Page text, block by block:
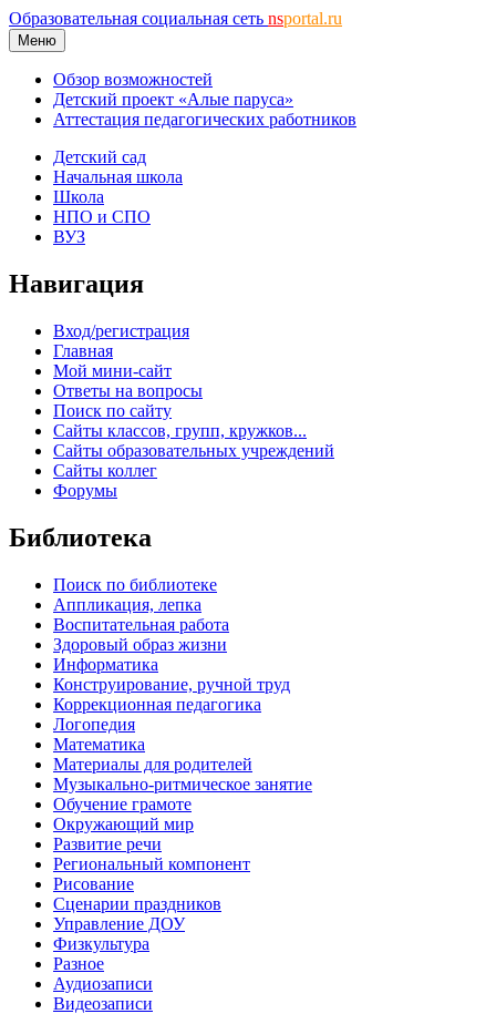
Образовательная социальная сеть nsportal.ru
Меню
Обзор возможностей
Детский проект «Алые паруса»
Аттестация педагогических работников
Детский сад
Начальная школа
Школа
НПО и СПО
ВУЗ
Навигация
Вход/регистрация
Главная
Мой мини-сайт
Ответы на вопросы
Поиск по сайту
Сайты классов, групп, кружков...
Сайты образовательных учреждений
Сайты коллег
Форумы
Библиотека
Поиск по библиотеке
Аппликация, лепка
Воспитательная работа
Здоровый образ жизни
Информатика
Конструирование, ручной труд
Коррекционная педагогика
Логопедия
Математика
Материалы для родителей
Музыкально-ритмическое занятие
Обучение грамоте
Окружающий мир
Развитие речи
Региональный компонент
Рисование
Сценарии праздников
Управление ДОУ
Физкультура
Разное
Аудиозаписи
Видеозаписи